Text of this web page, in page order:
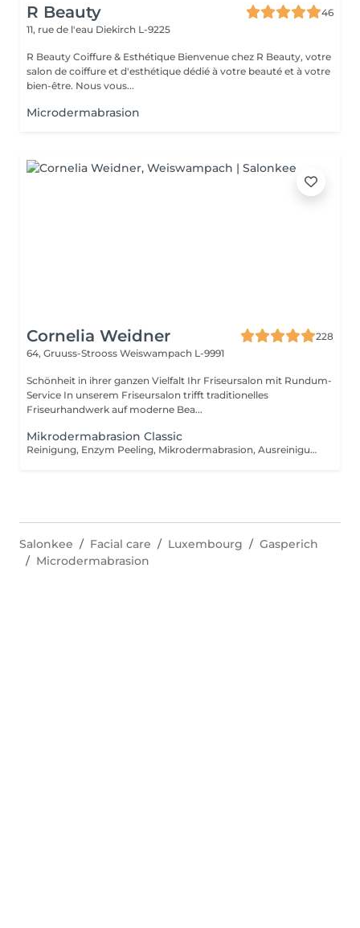
R Beauty
46
11, rue de l'eau Diekirch L-9225
R Beauty Coiffure & Esthétique Bienvenue chez R Beauty, votre
salon de coiffure et d'esthétique dédié à votre beauté et à votre
bien-être. Nous vous...
Microdermabrasion
Cornelia Weidner
228
64, Gruuss-Strooss Weiswampach L-9991
Schönheit in ihrer ganzen Vielfalt Ihr Friseursalon mit Rundum-
Service In unserem Friseursalon trifft traditionelles
Friseurhandwerk auf moderne Bea...
Mikrodermabrasion Classic
Reinigung, Enzym Peeling, Mikrodermabrasion, Ausreinigung, Ampulle, Maske, Massage, Abschlusspflege.
Salonkee Facial care Luxembourg
Gasperich
Microdermabrasion